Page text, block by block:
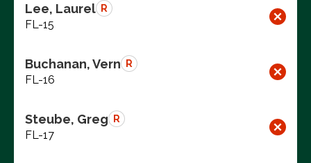
Lee, Laurel R
FL-15
Buchanan, Vern R
FL-16
Steube, Greg R
FL-17